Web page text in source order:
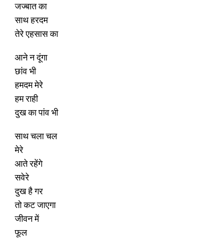
जज्बात का
साथ हरदम
तेरे एहसास का
आने न दूंगा
छांव भी
हमदम मेरे
हम राही
दुख का पांव भी
साथ चला चल
मेरे
आते रहेंगे
सवेरे
दुख है गर
तो कट जाएगा
जीवन में
फूल